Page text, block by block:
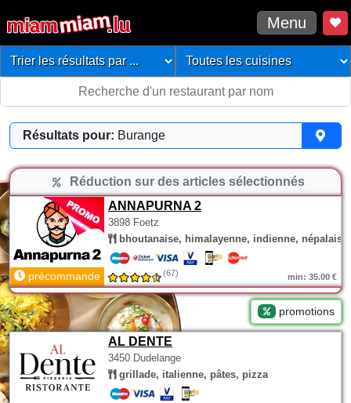
Menu
Résultats pour: Burange
Réduction sur des articles sélectionnés
ANNAPURNA 2
3898 Foetz
bhoutanaise, himalayenne, indienne, népalaise
précommande (67) min: 35.00 €
promotions
AL DENTE
3450 Dudelange
grillade, italienne, pâtes, pizza